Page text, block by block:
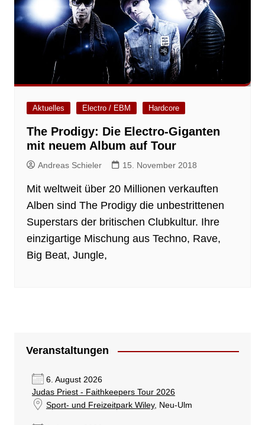
Aktuelles Electro / EBM Hardcore
The Prodigy: Die Electro-Giganten
mit neuem Album auf Tour
Andreas Schieler 15. November 2018
Mit weltweit über 20 Millionen verkauften
Alben sind The Prodigy die unbestrittenen
Superstars der britischen Clubkultur. Ihre
einzigartige Mischung aus Techno, Rave,
Big Beat, Jungle,
Veranstaltungen
6. August 2026
Judas Priest - Faithkeepers Tour 2026
Sport- und Freizeitpark Wiley, Neu-Ulm